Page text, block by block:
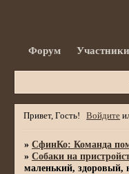
Форум Участники
Привет, Гость! Войдите
»СфинКо: Команда
»Собаки на
маленький, здоровый,